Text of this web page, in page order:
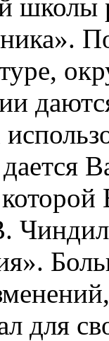
школы
для